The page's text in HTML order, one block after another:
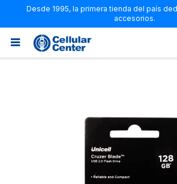
Desde 1995, la primera tienda del país
accesorios.
